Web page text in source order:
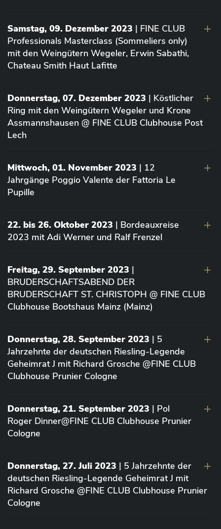
Samstag, 09. Dezember 2023 | FINE CLUB
Professionals Masterclass (Sommeliers only)
mit den Weingütern Wegeler, Erwin Sabathi,
Chateau Smith Haut Lafitte
Donnerstag, 07. Dezember 2023 | Köstlicher
Ring mit den Weingütern Wegeler und Krone
Assmannshausen @ FINE CLUB Clubhouse Post
Lech
Mittwoch, 01. November 2023 | 12
Jahrgänge Poggio Valente der Fattoria Le
Pupille
22. bis 26. Oktober 2023 | Bordeauxreise
2023 mit Adi Werner und Ralf Frenzel
Freitag, 29. September 2023 |
BRUDERSCHAFTSABEND DER
BRUDERSCHAFT ST. CHRISTOPH @ FINE CLUB
Clubhouse Bootshaus Mainz (Mainz)
Donnerstag, 28. September 2023 | 5
Jahrzehnte der deutschen Riesling-Legende
Geheimrat J mit Richard Grosche @FINE CLUB
Clubhouse Prunier Cologne
Donnerstag, 21. September 2023 | Pol
Roger Dinner@FINE CLUB Clubhouse Prunier
Cologne
Donnerstag, 27. Juli 2023 | 5 Jahrzehnte der
deutschen Riesling-Legende Geheimrat J mit
Richard Grosche @FINE CLUB Clubhouse Prunier
Cologne